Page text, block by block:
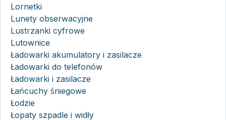
Lornetki
Lunety obserwacyjne
Lustrzanki cyfrowe
Lutownice
Ładowarki akumulatory i zasilacze
Ładowarki do telefonów
Ładowarki i zasilacze
Łańcuchy śniegowe
Łodzie
Łopaty szpadle i widły